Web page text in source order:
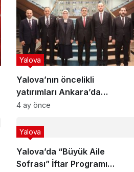
Yalova’nın öncelikli
yatırımları Ankara’da
görüşüldü
Yalova
4 ay önce
Yalova’da “Büyük Aile
Sofrası” İftar Programı
Yalova